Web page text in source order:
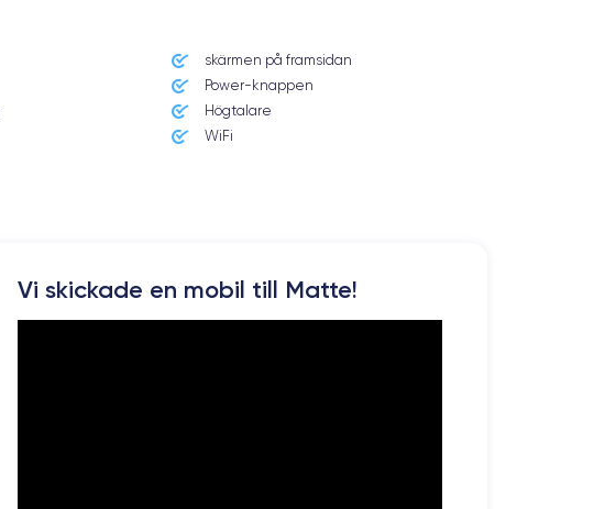
skärmen på framsidan
Power-knappen
Högtalare
WiFi
Vi skickade en mobil till Matte!